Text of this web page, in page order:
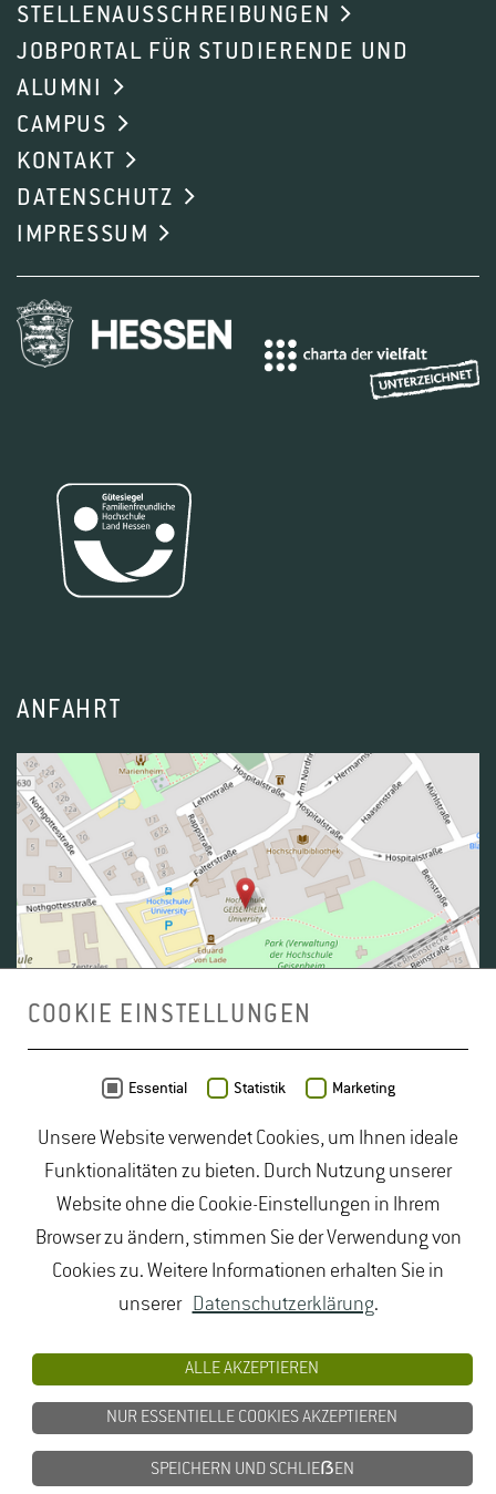
STELLENAUSSCHREIBUNGEN
JOBPORTAL FÜR STUDIERENDE UND
ALUMNI
CAMPUS
KONTAKT
DATENSCHUTZ
IMPRESSUM
ANFAHRT
OpenStreetMap - Veröffentlicht unterODbL
duales Studium Gartenbau| Gartenbau Studium|
Lebensmittelrecht Studium|Lebensmittelsicherheit
Studium| Naturschutz Studium|Oenologie
Studium| Studiengang Logistik|Studiengänge
Lebensmittel |Studiengänge Natur| Studiengänge
Studium Landschaftsarchitektur
Studium Lebensmittel|Studium
Lebensmittelsicherheit|Studium Logistik|Studium
Studium Naturschutz|Studium
COOKIE EINSTELLUNGEN
Essential Statistik Marketing
Unsere Website verwendet Cookies, um Ihnen ideale
Funktionalitäten zu bieten. Durch Nutzung unserer
Website ohne die Cookie-Einstellungen in Ihrem
Browser zu ändern, stimmen Sie der Verwendung von
Cookies zu. Weitere Informationen erhalten Sie in
unserer Datenschutzerklärung.
ALLE AKZEPTIEREN
NUR ESSENTIELLE COOKIES AKZEPTIEREN
SPEICHERN UND SCHLIEẞEN